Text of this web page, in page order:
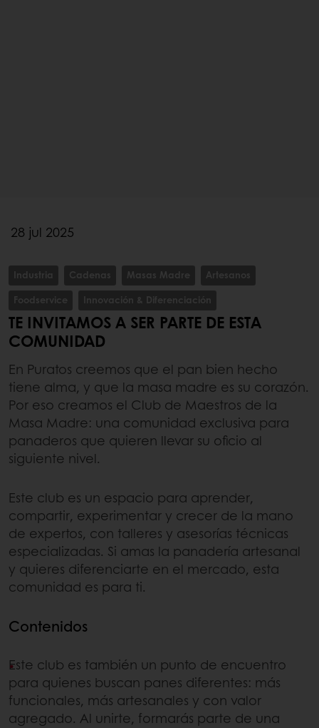
28 jul 2025
Industria Cadenas Masas Madre
Artesanos
Foodservice
Innovación & Diferenciación
TE INVITAMOS A SER PARTE DE ESTA
COMUNIDAD
En Puratos creemos que el pan bien hecho
tiene alma, y que la masa madre es su corazón.
Por eso creamos el Club de Maestros de la
Masa Madre: una comunidad exclusiva para
panaderos que quieren llevar su oficio al
siguiente nivel.
Este club es un espacio para aprender,
compartir, experimentar y crecer de la mano
de expertos, con talleres y asesorías técnicas
especializadas. Si amas la panadería artesanal
y quieres diferenciarte en el mercado, esta
comunidad es para ti.
Contenidos
Este club es también un punto de encuentro
para quienes buscan panes diferentes: más
funcionales, más artesanales y con valor
agregado. Al unirte, formarás parte de una